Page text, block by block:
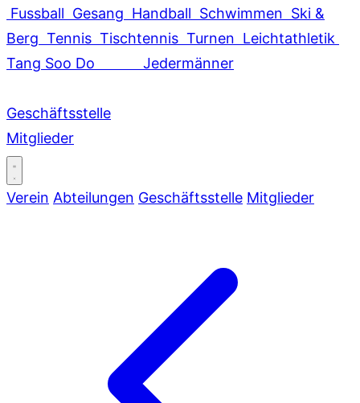
Fussball Gesang Handball Schwimmen Ski &
Berg Tennis Tischtennis Turnen Leichtathletik
Tang Soo Do
Jedermänner
Geschäftsstelle
Mitglieder
Verein Abteilungen Geschäftsstelle Mitglieder